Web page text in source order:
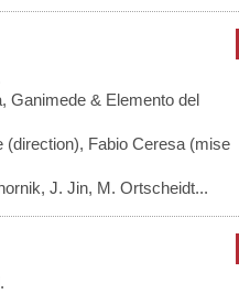
Ganimede & Elemento del
Fabio Ceresa (mise
J. Jin, M. Ortscheidt...